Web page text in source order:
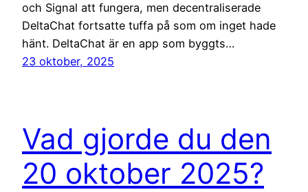
och Signal att fungera, men decentraliserade
DeltaChat fortsatte tuffa på som om inget hade
hänt. DeltaChat är en app som byggts…
23 oktober, 2025
Vad gjorde du den
20 oktober 2025?